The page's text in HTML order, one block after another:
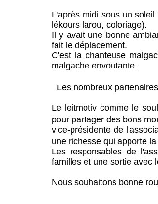
L'après midi sous un
lékours larou, coloriage).
Il y avait une bonne
fait le déplacement.
C'est la chanteuse
malgache envoutante.
Les nombreux
Le leitmotiv comme le
pour partager des bons
vice-présidente de
une richesse qui apporte
Les responsables de
familles et une sortie avec
Nous souhaitons bonne